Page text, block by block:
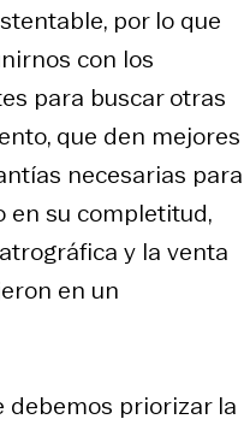
por lo que
con los
para buscar otras
que den mejores
necesarias para
en su completitud,
y la venta
en un
debemos priorizar la